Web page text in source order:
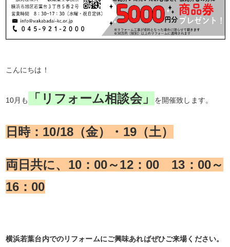
こんにちは！
10月も 「リフォーム相談会」 を開催致します。
日時：10/18（金）・19（土）
両日共に、10：00～12：00 13：00～
16：00
横浜若葉台内でのリフォームにご興味あればぜひご来場ください。